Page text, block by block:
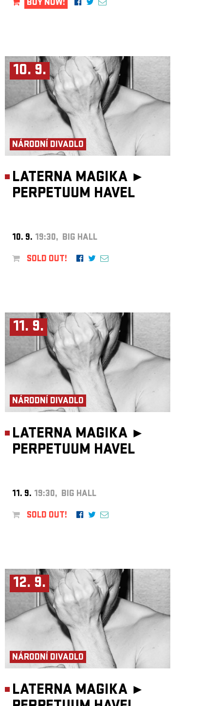
BUY NOW!
10. 9.
NÁRODNÍ DIVADLO
LATERNA MAGIKA ►
PERPETUUM HAVEL
10. 9. 19:30, BIG HALL
SOLD OUT!
11. 9.
NÁRODNÍ DIVADLO
LATERNA MAGIKA ►
PERPETUUM HAVEL
11. 9. 19:30, BIG HALL
SOLD OUT!
12. 9.
NÁRODNÍ DIVADLO
LATERNA MAGIKA ►